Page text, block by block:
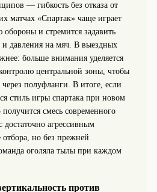
— гибкость без отказа от
матчах «Спартак» чаще играет
и стремится задавить
и давления на мяч. В выездных
больше внимания уделяется
центральной зоны, чтобы
через полуфланги. В итоге, если
стиль игры спартака при новом
смесь современного
агрессивным
отбора, но без прежней
оголяла тылы при каждом
против